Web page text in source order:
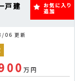
戸建
お気に入り
追加
06 更新
万円